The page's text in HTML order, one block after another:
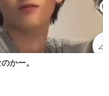
かー。